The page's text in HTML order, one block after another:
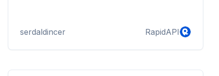
serdaldincer RapidAPI